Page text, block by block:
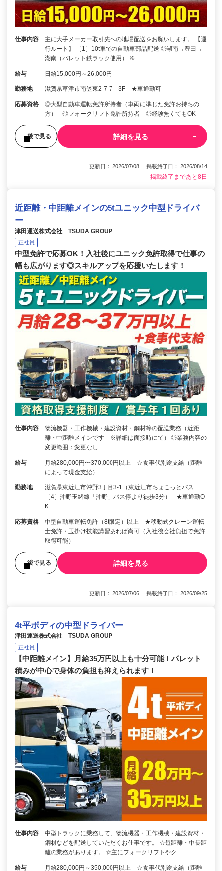
仕事内容
主に大手メーカー取引先への地場配送をお願いします。 【運
行ルート】 ［1］10t車での自動車部品配送 ◎湖南→豊田→
湖南（パレット鉄ラック使用） ※…
給与 日給15,000円～26,000円
勤務地 滋賀県草津市南笠東2-7-7 3F ★車通勤可
応募資格
◎大型自動車運転免許所持者（車両に準じた免許お持ちの
方） ◎フォークリフト免許所持者 ◎経験無くてもOK
後で見る 詳細を見る
更新日： 2026/07/08 掲載終了日： 2026/08/14
掲載終了まであと8日
近距離・中距離メインの5tユニック中型ドライバ
ー
津田運送株式会社 TSUDA GROUP
正社員
中型免許で応募OK！入社後にユニック免許取得で仕事の
幅も広がります◎スキルアップを応援いたします！
仕事内容
物流機器・工作機械・建設資材・鋼材等の配送業務（近距
離・中距離メインです ※詳細は面接時にて） ◎業務内容の
変更範囲：変更なし
給与
月給280,000円〜370,000円以上 ☆食事代別途支給（距離
によって現金支給）
勤務地
滋賀県東近江市沖野3丁目3-1（東近江市ちょこっとバス
［4］沖野玉緒線「沖野」バス停より徒歩3分） ★車通勤O
K
応募資格
中型自動車運転免許（8t限定）以上 ★移動式クレーン運転
士免許・玉掛け技能講習あれば尚可（入社後会社負担で免許
取得可能）
後で見る 詳細を見る
更新日： 2026/07/06 掲載終了日： 2026/09/25
4t平ボディの中型ドライバー
津田運送株式会社 TSUDA GROUP
正社員
【中距離メイン】月給35万円以上も十分可能！パレット
積みが中心で身体の負担も抑えられます！
仕事内容
中型トラックに乗務して、物流機器・工作機械・建設資材・
鋼材などを配送していただくお仕事です。 ☆短距離・中長距
離の業務があります。 ☆主にフォークリフトやク…
給与 月給280,000円～350,000円以上 ☆食事代別途支給（距離